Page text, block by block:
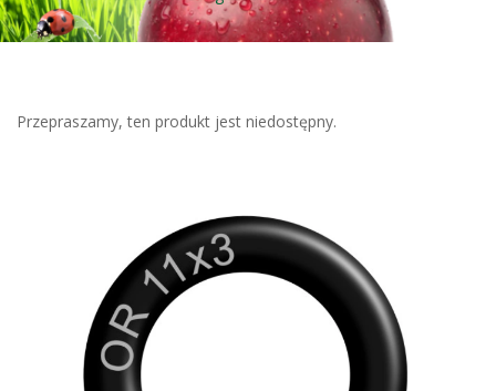
Przepraszamy, ten produkt jest niedostępny.